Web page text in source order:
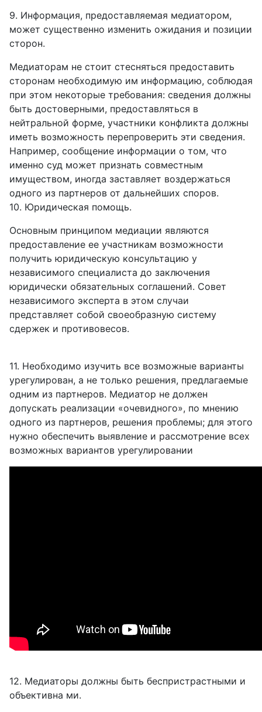
9. Информация, предоставляемая медиатором,
может существенно изменить ожидания и позиции
сторон.
Медиаторам не стоит стесняться предоставить
сторонам необходимую им информацию, соблюдая
при этом некоторые требования: сведения должны
быть достоверными, предоставляться в
нейтральной форме, участники конфликта должны
иметь возможность перепроверить эти сведения.
Например, сообщение информации о том, что
именно суд может признать совместным
имуществом, иногда заставляет воздержаться
одного из партнеров от дальнейших споров.
10. Юридическая помощь.
Основным принципом медиации являются
предоставление ее участникам возможности
получить юридическую консультацию у
независимого специалиста до заключения
юридически обязательных соглашений. Совет
независимого эксперта в этом случаи
представляет собой своеобразную систему
сдержек и противовесов.
11. Необходимо изучить все возможные варианты
урегулирован, а не только решения, предлагаемые
одним из партнеров. Медиатор не должен
допускать реализации «очевидного», по мнению
одного из партнеров, решения проблемы; для этого
нужно обеспечить выявление и рассмотрение всех
возможных вариантов урегулировании
12. Медиаторы должны быть беспристрастными и
объективна ми.